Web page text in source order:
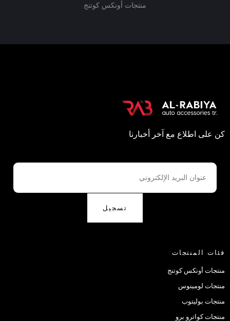
منتجات أونكس كوتنج
كن على اطلاع مع آخر أخبارنا
تسجيل
فئات المنتجات
منتجات أونكس كوتنج
منتجات لومينوس
منتجات بوليتوب
منتجات كواترو برو